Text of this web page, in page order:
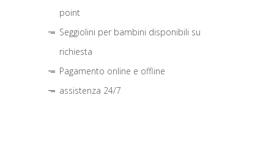
point
Seggiolini per bambini disponibili su
richiesta
Pagamento online e offline
assistenza 24/7